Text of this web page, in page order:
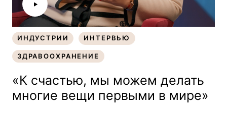
ИНДУСТРИИ
ИНДУСТРИИ
ИНТЕРВЬЮ
ИНТЕРВЬЮ
ЗДРАВООХРАНЕНИЕ
«К счастью, мы можем делать
многие вещи первыми в мире»